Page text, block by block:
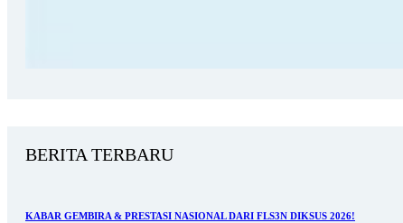
BERITA TERBARU
KABAR GEMBIRA & PRESTASI NASIONAL DARI FLS3N DIKSUS 2026!